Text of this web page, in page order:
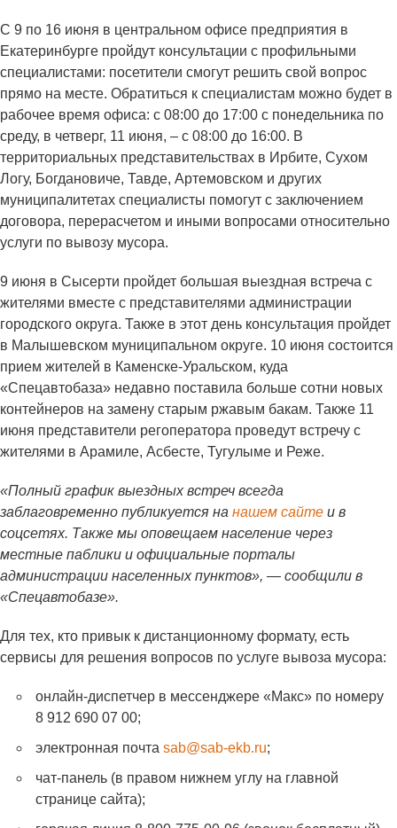
С 9 по 16 июня в центральном офисе предприятия в
Екатеринбурге пройдут консультации с профильными
специалистами: посетители смогут решить свой вопрос
прямо на месте. Обратиться к специалистам можно будет в
рабочее время офиса: с 08:00 до 17:00 с понедельника по
среду, в четверг, 11 июня, – с 08:00 до 16:00. В
территориальных представительствах в Ирбите, Сухом
Логу, Богдановиче, Тавде, Артемовском и других
муниципалитетах специалисты помогут с заключением
договора, перерасчетом и иными вопросами относительно
услуги по вывозу мусора.
9 июня в Сысерти пройдет большая выездная встреча с
жителями вместе с представителями администрации
городского округа. Также в этот день консультация пройдет
в Малышевском муниципальном округе. 10 июня состоится
прием жителей в Каменске-Уральском, куда
«Спецавтобаза» недавно поставила больше сотни новых
контейнеров на замену старым ржавым бакам. Также 11
июня представители регоператора проведут встречу с
жителями в Арамиле, Асбесте, Тугулыме и Реже.
«Полный график выездных встреч всегда
заблаговременно публикуется на нашем сайте и в
соцсетях. Также мы оповещаем население через
местные паблики и официальные порталы
администрации населенных пунктов», — сообщили в
«Спецавтобазе».
Для тех, кто привык к дистанционному формату, есть
сервисы для решения вопросов по услуге вывоза мусора:
онлайн-диспетчер в мессенджере «Макс» по номеру
8 912 690 07 00;
электронная почта sab@sab-ekb.ru;
чат-панель (в правом нижнем углу на главной
странице сайта);